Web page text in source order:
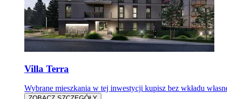
Villa Terra
Wybrane mieszkania w tej inwestycji kupisz bez wkładu